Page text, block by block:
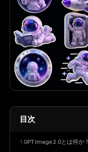
目次
GPT Image 2.0とは何か